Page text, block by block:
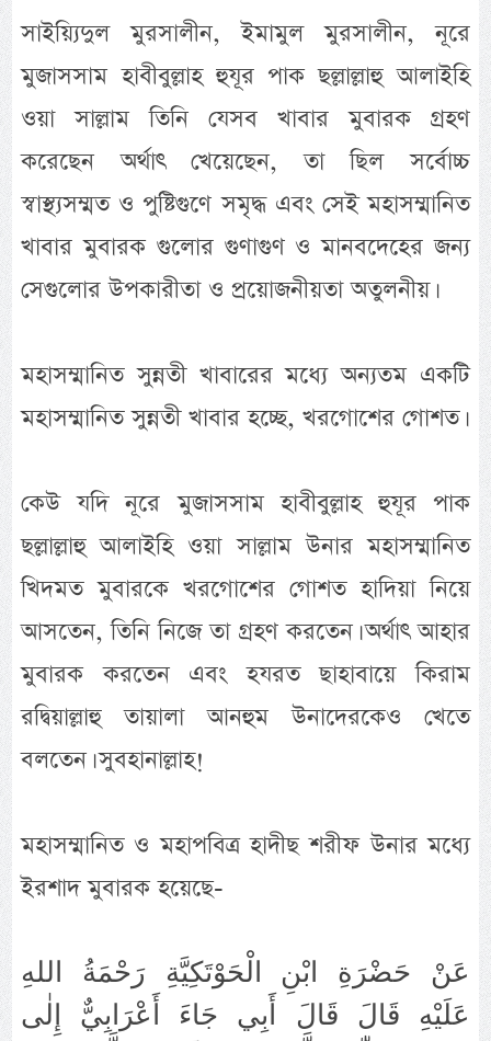
সাইয়্যিদুল মুরসালীন, ইমামুল মুরসালীন, নূরে
মুজাসসাম হাবীবুল্লাহ হুযূর পাক ছল্লাল্লাহু আলাইহি
ওয়া সাল্লাম তিনি যেসব খাবার মুবারক গ্রহণ
করেছেন অর্থাৎ খেয়েছেন, তা ছিল সর্বোচ্চ
স্বাস্থ্যসম্মত ও পুষ্টিগুণে সমৃদ্ধ এবং সেই মহাসম্মানিত
খাবার মুবারক গুলোর গুণাগুণ ও মানবদেহের জন্য
সেগুলোর উপকারীতা ও প্রয়োজনীয়তা অতুলনীয়।
মহাসম্মানিত সুন্নতী খাবারের মধ্যে অন্যতম একটি
মহাসম্মানিত সুন্নতী খাবার হচ্ছে, খরগোশের গোশত।
কেউ যদি নূরে মুজাসসাম হাবীবুল্লাহ হুযূর পাক
ছল্লাল্লাহু আলাইহি ওয়া সাল্লাম উনার মহাসম্মানিত
খিদমত মুবারকে খরগোশের গোশত হাদিয়া নিয়ে
আসতেন, তিনি নিজে তা গ্রহণ করতেন। অর্থাৎ আহার
মুবারক করতেন এবং হযরত ছাহাবায়ে কিরাম
রদ্বিয়াল্লাহু তায়ালা আনহুম উনাদেরকেও খেতে
বলতেন। সুবহানাল্লাহ!
মহাসম্মানিত ও মহাপবিত্র হাদীছ শরীফ উনার মধ্যে
ইরশাদ মুবারক হয়েছে-
عَنْ حَضْرَةِ ابْنِ الْحَوْتَكِيَّةِ رَحْمَةُ اللهِ
عَلَيْهِ قَالَ قَالَ أَبِي جَاءَ أَعْرَابِيٌّ إِلٰى